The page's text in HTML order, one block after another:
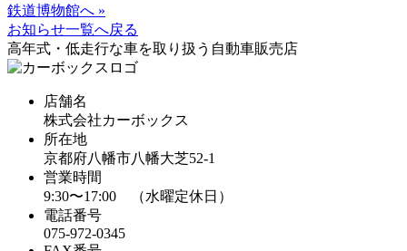
鉄道博物館へ »
お知らせ一覧へ戻る
高年式・低走行な車を取り扱う自動車販売店
店舗名
株式会社カーボックス
所在地
京都府八幡市八幡大芝52-1
営業時間
9:30〜17:00 （水曜定休日）
電話番号
075-972-0345